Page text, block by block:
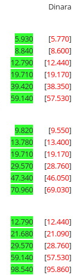
Dinara
5.930 [5.770]
8.840 [8.600]
12.790 [12.440]
19.710 [19.170]
39.420 [38.350]
59.140 [57.530]
9.820 [9.550]
13.780 [13.400]
19.710 [19.170]
29.570 [28.760]
47.340 [46.050]
70.960 [69.030]
12.790 [12.440]
21.680 [21.090]
29.570 [28.760]
59.140 [57.530]
98.540 [95.860]